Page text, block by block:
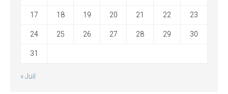
17 18 19 20 21 22 23
24 25 26 27 28 29 30
31
« Juil